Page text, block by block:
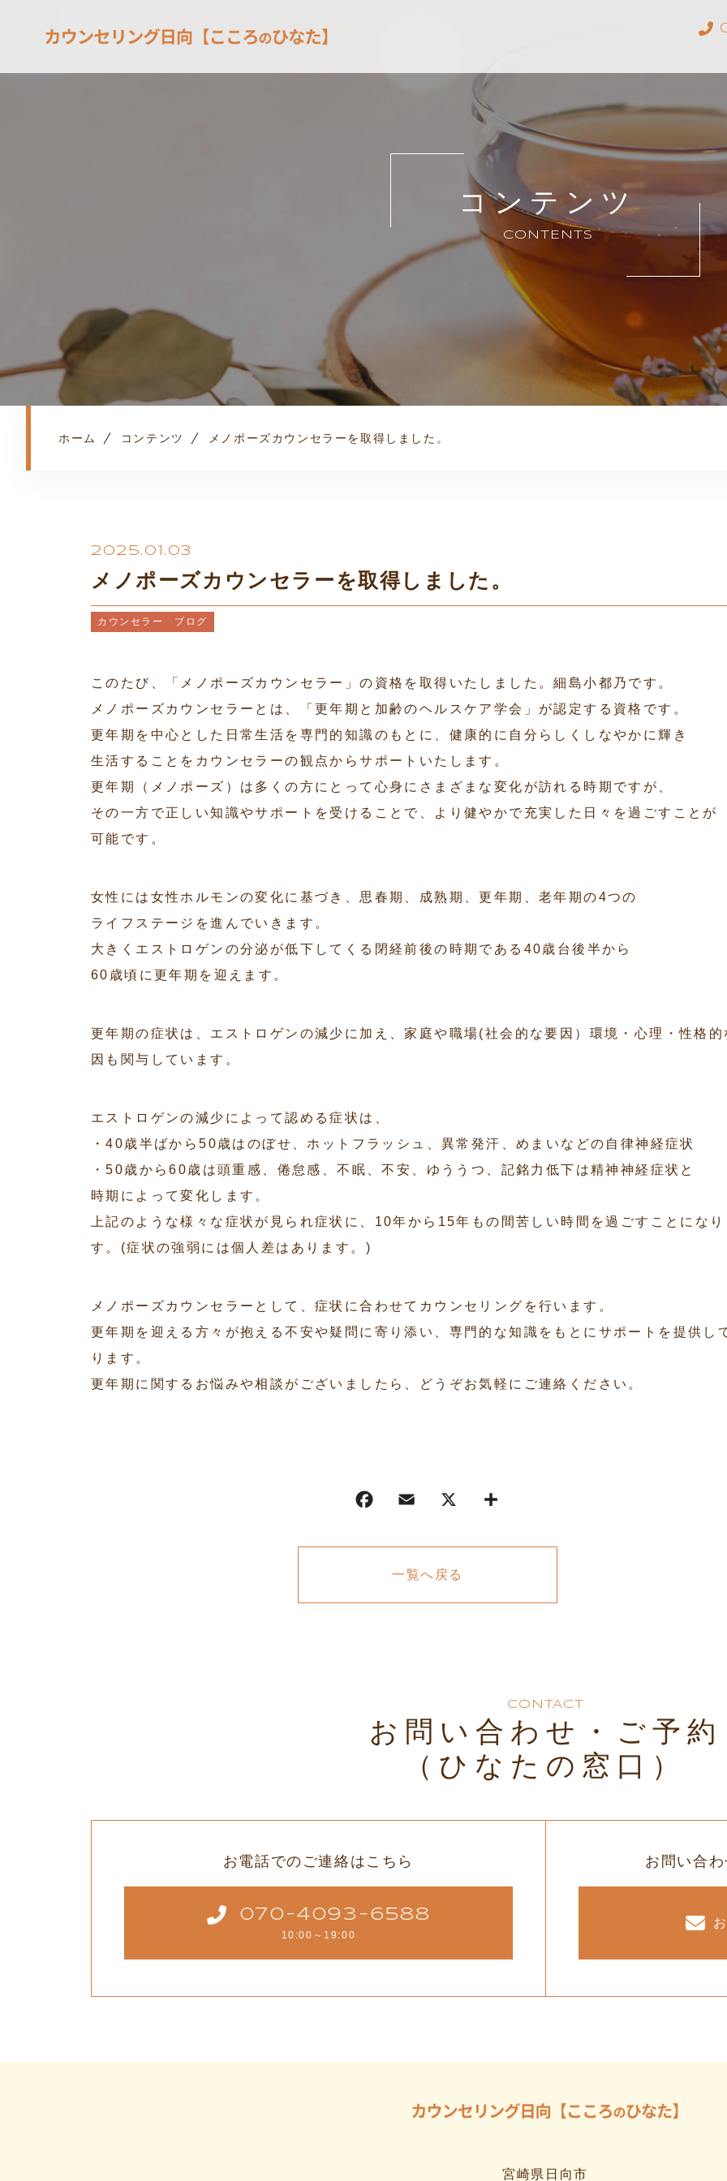
コンテンツ
CONTENTS
ホーム コンテンツ メノポーズカウンセラーを取得しました。
2025.01.03
メノポーズカウンセラーを取得しました。
カウンセラー ブログ
このたび、「メノポーズカウンセラー」の資格を取得いたしました。細島小都乃です。
メノポーズカウンセラーとは、「更年期と加齢のヘルスケア学会」が認定する資格です。
更年期を中心とした日常生活を専門的知識のもとに、健康的に自分らしくしなやかに輝き
生活することをカウンセラーの観点からサポートいたします。
更年期（メノポーズ）は多くの方にとって心身にさまざまな変化が訪れる時期ですが、
その一方で正しい知識やサポートを受けることで、より健やかで充実した日々を過ごすことが
可能です。
女性には女性ホルモンの変化に基づき、思春期、成熟期、更年期、老年期の4つの
ライフステージを進んでいきます。
大きくエストロゲンの分泌が低下してくる閉経前後の時期である40歳台後半から
60歳頃に更年期を迎えます。
更年期の症状は、エストロゲンの減少に加え、家庭や職場(社会的な要因）環境・心理・性格的
因も関与しています。
エストロゲンの減少によって認める症状は、
・40歳半ばから50歳はのぼせ、ホットフラッシュ、異常発汗、めまいなどの自律神経症状
・50歳から60歳は頭重感、倦怠感、不眠、不安、ゆううつ、記銘力低下は精神神経症状と
時期によって変化します。
上記のような様々な症状が見られ症状に、10年から15年もの間苦しい時間を過ごすことになり
す。(症状の強弱には個人差はあります。)
メノポーズカウンセラーとして、症状に合わせてカウンセリングを行います。
更年期を迎える方々が抱える不安や疑問に寄り添い、専門的な知識をもとにサポートを提供し
ります。
更年期に関するお悩みや相談がございましたら、どうぞお気軽にご連絡ください。
一覧へ戻る
CONTACT
お問い合わせ・ご予約
（ひなたの窓口）
お電話でのご連絡はこちら
070-4093-6588
10:00～19:00
お問い合
宮崎県日向市